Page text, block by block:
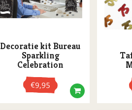
Decoratie kit Bureau
Sparkling
Celebration
€9,95